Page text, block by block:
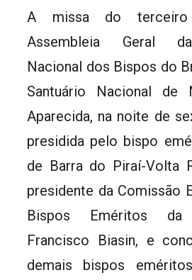
A missa do
Assembleia Geral
Nacional dos Bispos do
Santuário Nacional de
Aparecida, na noite de
presidida pelo bispo
de Barra do Piraí-Volta
presidente da Comissão
Bispos Eméritos
Francisco Biasin, e
demais bispos